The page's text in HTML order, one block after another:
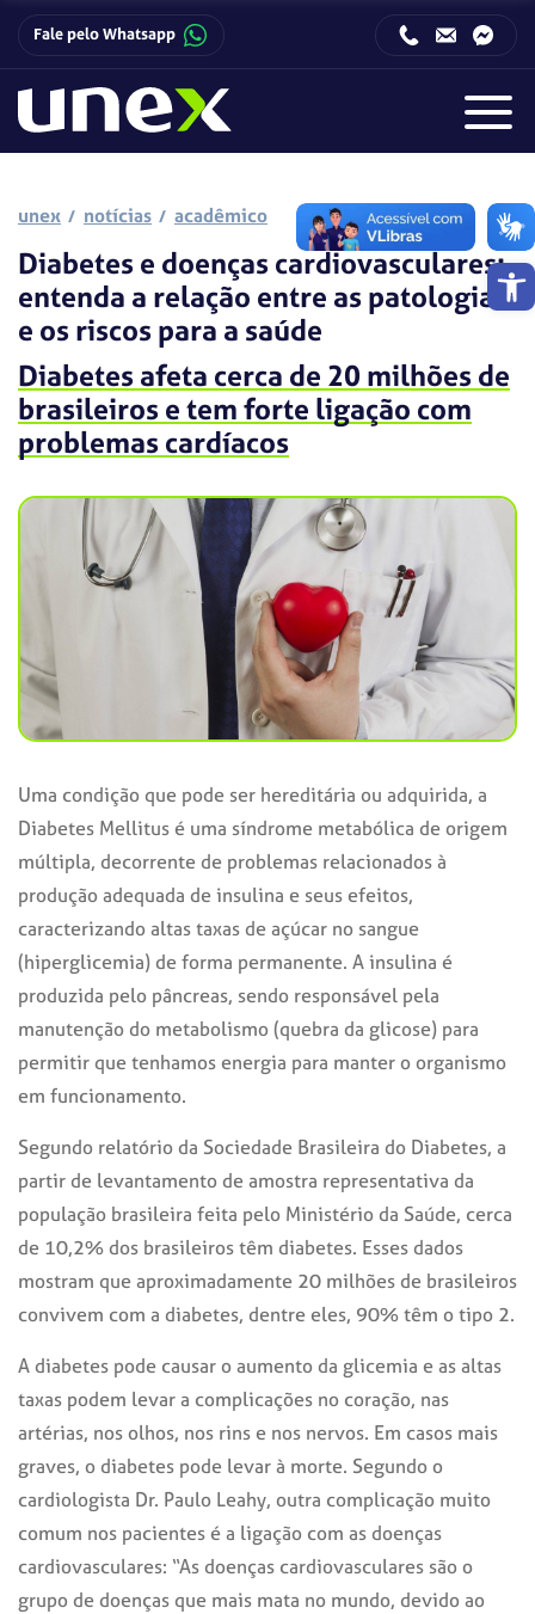
Barra
Fale pelo Whatsapp
unex notícias acadêmico
Diabetes e doenças cardiovasculares:
entenda a relação entre as patologias
e os riscos para a saúde
Diabetes afeta cerca de 20 milhões de
brasileiros e tem forte ligação com
problemas cardíacos
Uma condição que pode ser hereditária ou adquirida, a
Diabetes Mellitus é uma síndrome metabólica de origem
múltipla, decorrente de problemas relacionados à
produção adequada de insulina e seus efeitos,
caracterizando altas taxas de açúcar no sangue
(hiperglicemia) de forma permanente. A insulina é
produzida pelo pâncreas, sendo responsável pela
manutenção do metabolismo (quebra da glicose) para
permitir que tenhamos energia para manter o organismo
em funcionamento.
Segundo relatório da Sociedade Brasileira do Diabetes, a
partir de levantamento de amostra representativa da
população brasileira feita pelo Ministério da Saúde, cerca
de 10,2% dos brasileiros têm diabetes. Esses dados
mostram que aproximadamente 20 milhões de brasileiros
convivem com a diabetes, dentre eles, 90% têm o tipo 2.
A diabetes pode causar o aumento da glicemia e as altas
taxas podem levar a complicações no coração, nas
artérias, nos olhos, nos rins e nos nervos. Em casos mais
graves, o diabetes pode levar à morte. Segundo o
cardiologista Dr. Paulo Leahy, outra complicação muito
comum nos pacientes é a ligação com as doenças
cardiovasculares: “As doenças cardiovasculares são o
grupo de doenças que mais mata no mundo, devido ao